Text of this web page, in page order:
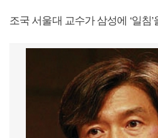
조국 서울대 교수가 삼성에 ‘일침’